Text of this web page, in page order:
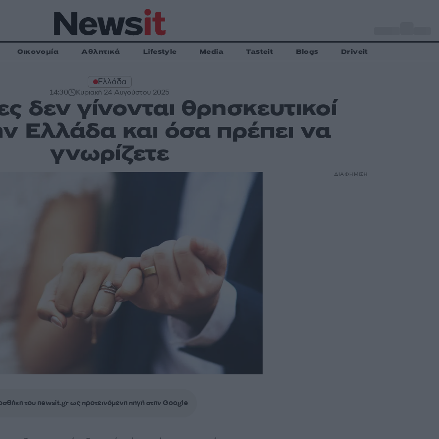
Οικονομία Αθλητικά Lifestyle Media Tasteit Blogs Driveit
Ελλάδα
14:30 Κυριακή 24 Αυγούστου 2025
δεν γίνονται θρησκευτικοί
Ελλάδα και όσα πρέπει να
γνωρίζετε
του newsit.gr ως προτεινόμενη πηγή στην Google
ΔΙΑΦΗΜΙΣΗ